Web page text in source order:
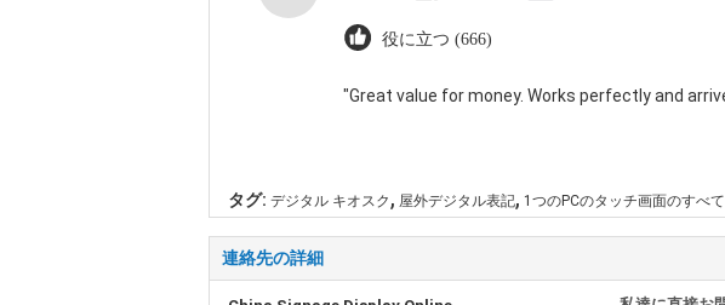
役に立つ (666)
"Great value for money. Works perfectly and
タグ: デジタル キオスク , 屋外デジタル表記, 1つのPCのタッチ画面のすべて
連絡先の詳細